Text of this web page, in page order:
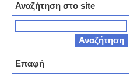
Αναζήτηση στο site
Επαφή